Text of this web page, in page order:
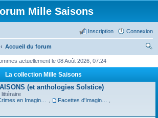
Mille Saisons
Connexion
Inscription
Accueil du forum
ch
actuellement le 08 Août 2026, 07:24
La collection Mille Saisons
(et anthologies Solstice)
littéraire